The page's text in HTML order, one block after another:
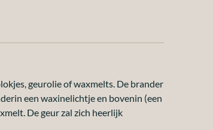
geurolie of waxmelts. De brander
een waxinelichtje en bovenin (een
De geur zal zich heerlijk